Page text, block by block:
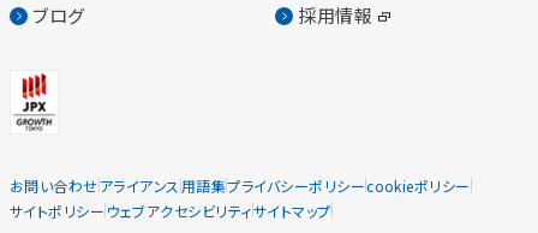
ブログ 採用情報
お問い合わせアライアンス 用語集プライバシーポリシーcookieポリシー
サイトポリシー ウェブアクセシビリティサイトマップ